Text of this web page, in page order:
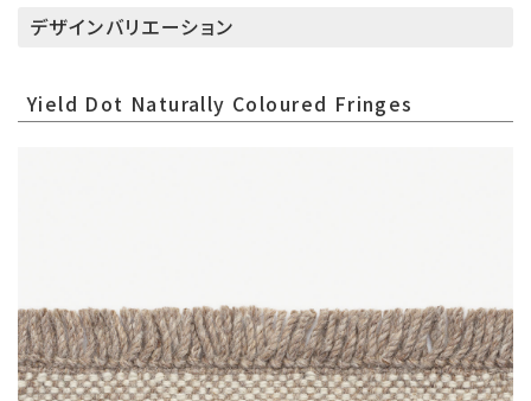
デザインバリエーション
Yield Dot Naturally Coloured Fringes